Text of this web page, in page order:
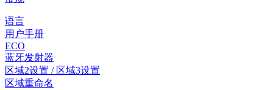
语言
用户手册
ECO
蓝牙发射器
区域2设置 / 区域3设置
区域重命名